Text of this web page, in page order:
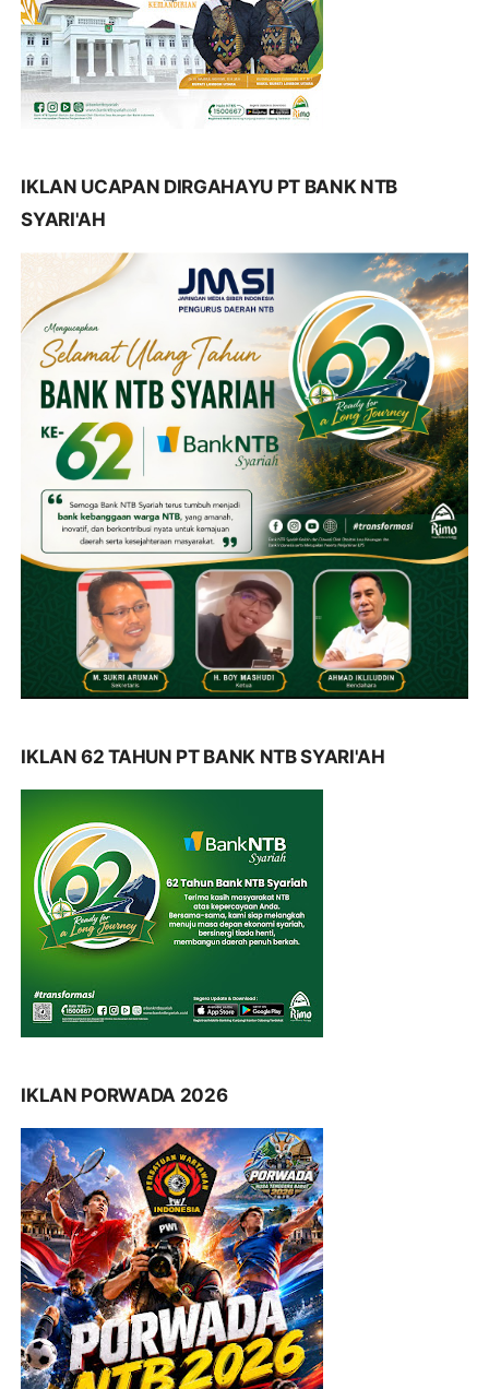
IKLAN UCAPAN DIRGAHAYU PT BANK NTB
SYARI'AH
IKLAN 62 TAHUN PT BANK NTB SYARI'AH
IKLAN PORWADA 2026